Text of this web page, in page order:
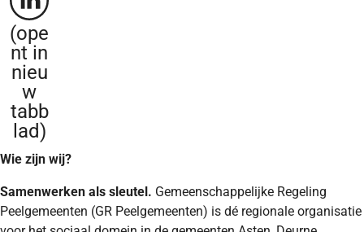
(ope
nt in
nieu
w
tabb
lad)
Wie zijn wij?
Samenwerken als sleutel. Gemeenschappelijke Regeling
Peelgemeenten (GR Peelgemeenten) is dé regionale organisatie